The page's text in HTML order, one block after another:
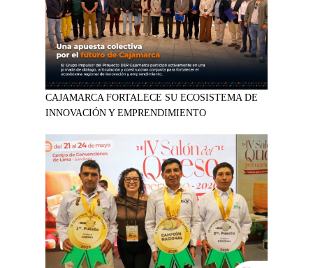
CAJAMARCA FORTALECE SU ECOSISTEMA DE
INNOVACIÓN Y EMPRENDIMIENTO